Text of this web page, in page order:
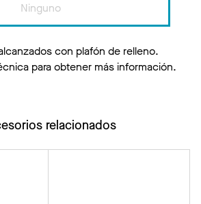
Ninguno
con plafón de relleno.
para obtener más información.
relacionados